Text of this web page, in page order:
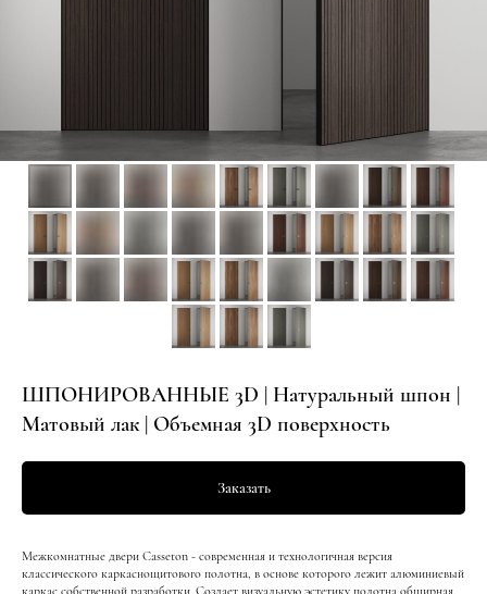
ШПОНИРОВАННЫЕ 3D | Натуральный шпон |
Матовый лак | Объемная 3D поверхность
Заказать
Межкомнатные двери Casseton - современная и технологичная версия
классического каркаснощитового полотна, в основе которого лежит алюминиевый